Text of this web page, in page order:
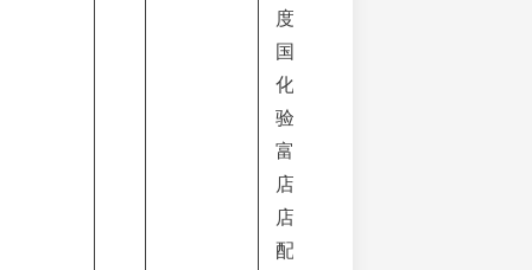
度】
国际
化经
验丰
富，
店中
店适
配性